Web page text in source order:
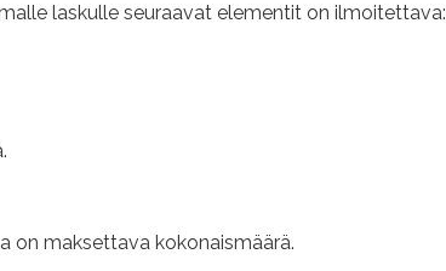
laskulle seuraavat elementit on ilmoitettava:
on maksettava kokonaismäärä.